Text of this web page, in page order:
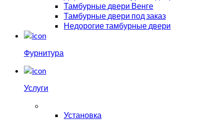
Тамбурные двери Венге
Тамбурные двери под заказ
Недорогие тамбурные двери
Фурнитура
Услуги
Установка